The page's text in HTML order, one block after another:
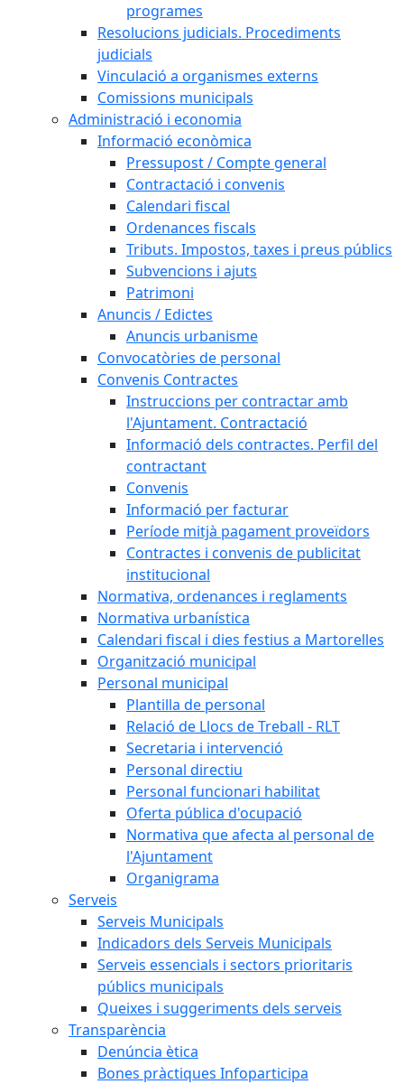
programes
Resolucions judicials. Procediments
judicials
Vinculació a organismes externs
Comissions municipals
Administració i economia
Informació econòmica
Pressupost / Compte general
Contractació i convenis
Calendari fiscal
Ordenances fiscals
Tributs. Impostos, taxes i preus públics
Subvencions i ajuts
Patrimoni
Anuncis / Edictes
Anuncis urbanisme
Convocatòries de personal
Convenis Contractes
Instruccions per contractar amb
l'Ajuntament. Contractació
Informació dels contractes. Perfil del
contractant
Convenis
Informació per facturar
Període mitjà pagament proveïdors
Contractes i convenis de publicitat
institucional
Normativa, ordenances i reglaments
Normativa urbanística
Calendari fiscal i dies festius a Martorelles
Organització municipal
Personal municipal
Plantilla de personal
Relació de Llocs de Treball - RLT
Secretaria i intervenció
Personal directiu
Personal funcionari habilitat
Oferta pública d'ocupació
Normativa que afecta al personal de
l'Ajuntament
Organigrama
Serveis
Serveis Municipals
Indicadors dels Serveis Municipals
Serveis essencials i sectors prioritaris
públics municipals
Queixes i suggeriments dels serveis
Transparència
Denúncia ètica
Bones pràctiques Infoparticipa